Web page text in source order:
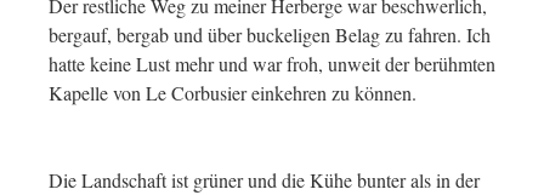
Der restliche Weg zu meiner Herberge war beschwerlich,
bergauf, bergab und über buckeligen Belag zu fahren. Ich
hatte keine Lust mehr und war froh, unweit der berühmten
Kapelle von Le Corbusier einkehren zu können.
Die Landschaft ist grüner und die Kühe bunter als in der